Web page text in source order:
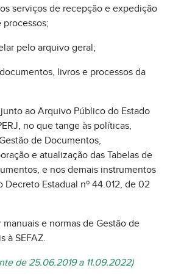
serviços de recepção e expedição
pelo arquivo geral;
livros e processos da
ao Arquivo Público do Estado
no que tange às políticas,
de Documentos,
e atualização das Tabelas de
e nos demais instrumentos
Decreto Estadual nº 44.012, de 02
e normas de Gestão de
à SEFAZ.
de 25.06.2019 a 11.09.2022)